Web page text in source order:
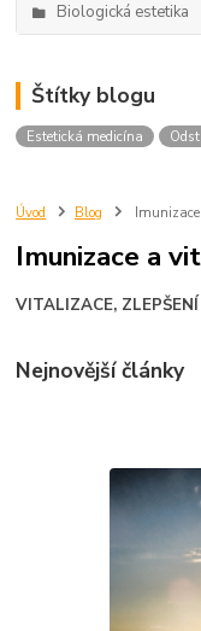
Biologická estetika
Štítky blogu
Estetická medicína
Úvod Blog
Imunizace a
VITALIZACE,
Nejnovější články